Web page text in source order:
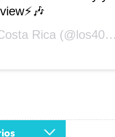
Rica(@los40cr) on